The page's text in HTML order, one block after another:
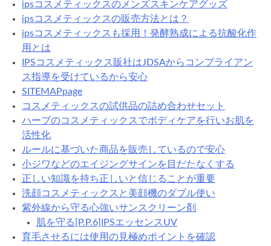
ipsコスメティックスのメンズスキンケアグッズ
ipsコスメティックスの販売方法とは？
ipsコスメティックスも採用！発酵熟成による抗酸化作
用とは
IPSコスメティックス販社はJDSAからコンプライアン
ス指導を受けているから安心
SITEMAPpage
コスメティックスの試供品の詰め合わせセット
ハーブのコスメティックスでボディケアを行いお肌を
活性化
ルールに基づいた商品を販売しているので安心
小ジワなどのエイジングサインを目だたなくする
正しい知識を持ち正しいと信じることが重要
洗顔コスメティックスと美顔機のダブル使い
紫外線から守る心強いサンスクリーン剤
肌を守る[P.P.6]IPSエッセンスUV
育毛させるには使用の見極めポイントを確認